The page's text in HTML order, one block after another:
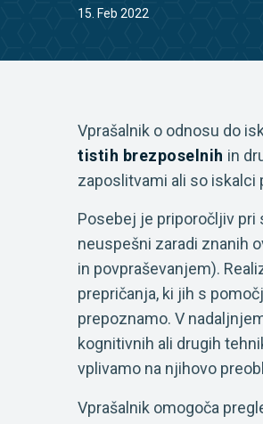
15. Feb 2022
Vprašalnik o odnosu do
tistih brezposelnih in
zaposlitvami ali so iskalci
Posebej je priporočljiv pri
neuspešni zaradi znanih
in povpraševanjem).
prepričanja, ki jih s
prepoznamo. V
kognitivnih ali drugih
vplivamo na njihovo
Vprašalnik omogoča